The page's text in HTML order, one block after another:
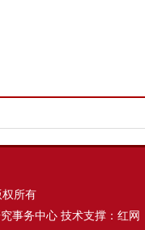
权所有
事务中心 技术支撑：红网